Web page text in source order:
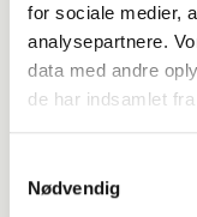
for sociale medier,
analysepartnere.
data med andre
de har indsamlet
Nødvendig